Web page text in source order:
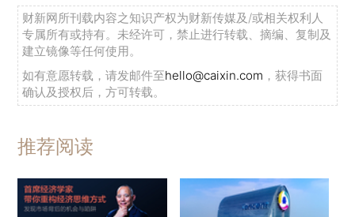
财新网所刊载内容之知识产权为财新传媒及/或相关权利人
专属所有或持有。未经许可，禁止进行转载、摘编、复制及
建立镜像等任何使用。
如有意愿转载，请发邮件至hello@caixin.com ，获得书面
确认及授权后，方可转载。
推荐阅读